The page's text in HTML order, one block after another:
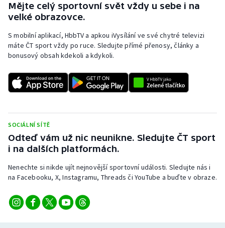
Rychlobruslení
Rychlostní kanoistika
Sportovní střelba
Stolní tenis
Triatlon
Veslování
Volejbal
Mějte celý sportovní svět vždy u sebe i na
velké obrazovce.
S mobilní aplikací, HbbTV a apkou iVysílání ve své chytré televizi
máte ČT sport vždy po ruce. Sledujte přímé přenosy, články a
bonusový obsah kdekoli a kdykoli.
SOCIÁLNÍ SÍTĚ
Odteď vám už nic neunikne. Sledujte ČT sport
i na dalších platformách.
Nenechte si nikde ujít nejnovější sportovní události. Sledujte nás i
na Facebooku, X, Instagramu, Threads či YouTube a buďte v obraze.